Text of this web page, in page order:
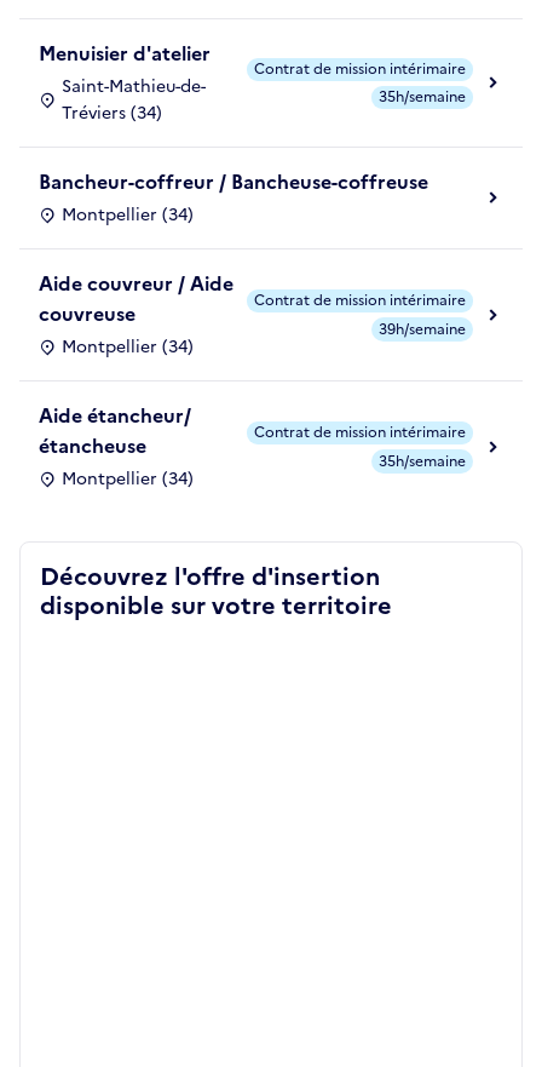
Menuisier d'atelier
Saint-Mathieu-de-
Tréviers (34)
Contrat de mission intérimaire
35h/semaine
Bancheur-coffreur / Bancheuse-coffreuse
Montpellier (34)
Aide couvreur / Aide
couvreuse
Montpellier (34)
Contrat de mission intérimaire
39h/semaine
Aide étancheur/
étancheuse
Montpellier (34)
Contrat de mission intérimaire
35h/semaine
Découvrez l'offre d'insertion
disponible sur votre territoire